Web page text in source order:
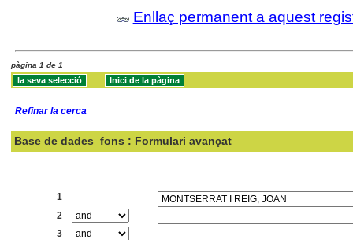
Enllaç permanent a aquest
pàgina 1 de 1
Refinar la cerca
Base de dades fons : Formulari avançat
1
2
3